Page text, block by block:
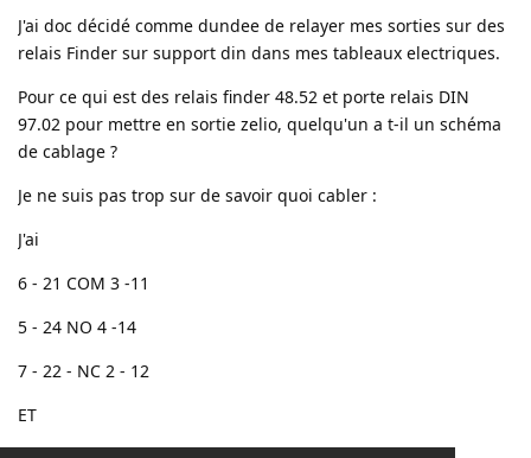
J'ai doc décidé comme dundee de relayer mes sorties sur des
relais Finder sur support din dans mes tableaux electriques.
Pour ce qui est des relais finder 48.52 et porte relais DIN
97.02 pour mettre en sortie zelio, quelqu'un a t-il un schéma
de cablage ?
Je ne suis pas trop sur de savoir quoi cabler :
J'ai
6 - 21 COM 3 -11
5 - 24 NO 4 -14
7 - 22 - NC 2 - 12
ET